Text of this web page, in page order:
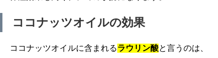
ココナッツオイルの効果
ココナッツオイルに含まれるラウリン酸と言うのは、